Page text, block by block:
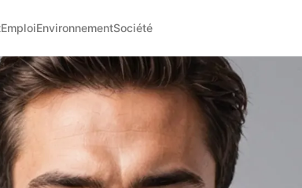
EmploiEnvironnementSociété